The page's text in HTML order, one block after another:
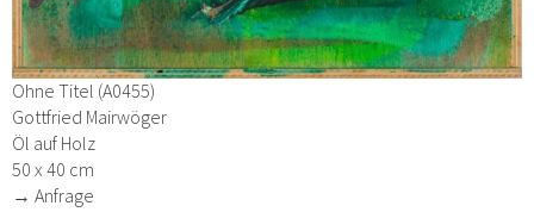
Ohne Titel (A0455)
Gottfried Mairwöger
Öl auf Holz
50 x 40 cm
→ Anfrage